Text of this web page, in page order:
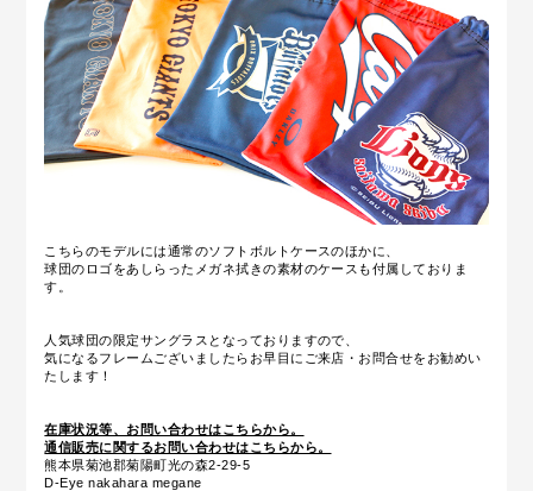
こちらのモデルには通常のソフトボルトケースのほかに、
球団のロゴをあしらったメガネ拭きの素材のケースも付属しておりま
す。
人気球団の限定サングラスとなっておりますので、
気になるフレームございましたらお早目にご来店・お問合せをお勧めい
たします！
在庫状況等、お問い合わせはこちらから。
通信販売に関するお問い合わせはこちらから。
熊本県菊池郡菊陽町光の森2-29-5
D-Eye nakahara megane